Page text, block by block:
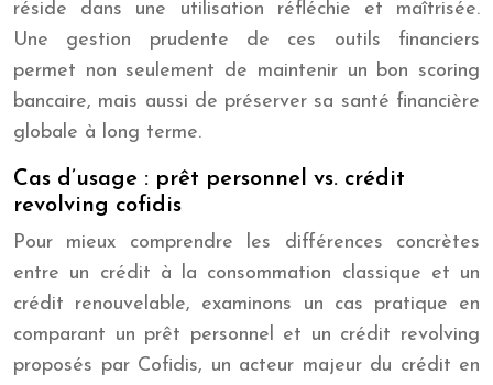
réside dans une utilisation réfléchie et maîtrisée.
Une gestion prudente de ces outils financiers
permet non seulement de maintenir un bon scoring
bancaire, mais aussi de préserver sa santé financière
globale à long terme.
Cas d’usage : prêt personnel vs. crédit
revolving cofidis
Pour mieux comprendre les différences concrètes
entre un crédit à la consommation classique et un
crédit renouvelable, examinons un cas pratique en
comparant un prêt personnel et un crédit revolving
proposés par Cofidis, un acteur majeur du crédit en